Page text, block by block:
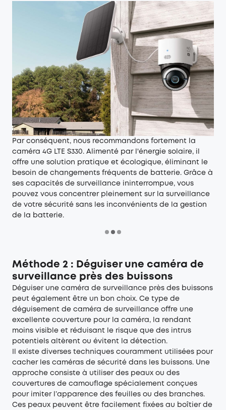
Par conséquent, nous recommandons fortement la
caméra 4G LTE S330. Alimenté par l'énergie solaire, il
offre une solution pratique et écologique, éliminant le
besoin de changements fréquents de batterie. Grâce à
ses capacités de surveillance ininterrompue, vous
pouvez vous concentrer pleinement sur la surveillance
de votre sécurité sans les inconvénients de la gestion
de la batterie.
Méthode 2 : Déguiser une caméra de
surveillance près des buissons
Déguiser une caméra de surveillance près des buissons
peut également être un bon choix. Ce type de
déguisement de caméra de surveillance offre une
excellente couverture pour la caméra, la rendant
moins visible et réduisant le risque que des intrus
potentiels altèrent ou évitent la détection.
Il existe diverses techniques couramment utilisées pour
cacher les caméras de sécurité dans les buissons. Une
approche consiste à utiliser des peaux ou des
couvertures de camouflage spécialement conçues
pour imiter l’apparence des feuilles ou des branches.
Ces peaux peuvent être facilement fixées au boîtier de